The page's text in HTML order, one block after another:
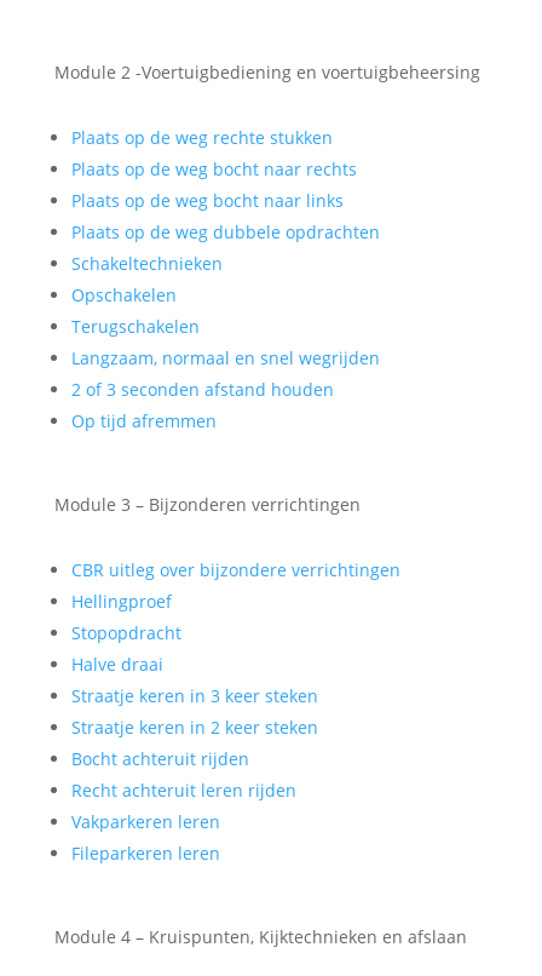
Module 2 -Voertuigbediening en voertuigbeheersing
Plaats op de weg rechte stukken
Plaats op de weg bocht naar rechts
Plaats op de weg bocht naar links
Plaats op de weg dubbele opdrachten
Schakeltechnieken
Opschakelen
Terugschakelen
Langzaam, normaal en snel wegrijden
2 of 3 seconden afstand houden
Op tijd afremmen
Module 3 – Bijzonderen verrichtingen
CBR uitleg over bijzondere verrichtingen
Hellingproef
Stopopdracht
Halve draai
Straatje keren in 3 keer steken
Straatje keren in 2 keer steken
Bocht achteruit rijden
Recht achteruit leren rijden
Vakparkeren leren
Fileparkeren leren
Module 4 – Kruispunten, Kijktechnieken en afslaan